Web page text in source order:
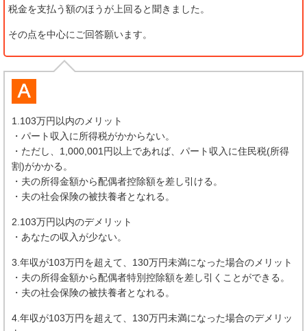
税金を支払う額のほうが上回ると聞きました。
その点を中心にご回答願います。
1.103万円以内のメリット
・パート収入に所得税がかからない。
・ただし、1,000,001円以上であれば、パート収入に住民税(所得
割)がかかる。
・夫の所得金額から配偶者控除額を差し引ける。
・夫の社会保険の被扶養者となれる。
2.103万円以内のデメリット
・あなたの収入が少ない。
3.年収が103万円を超えて、130万円未満になった場合のメリット
・夫の所得金額から配偶者特別控除額を差し引くことができる。
・夫の社会保険の被扶養者となれる。
4.年収が103万円を超えて、130万円未満になった場合のデメリッ